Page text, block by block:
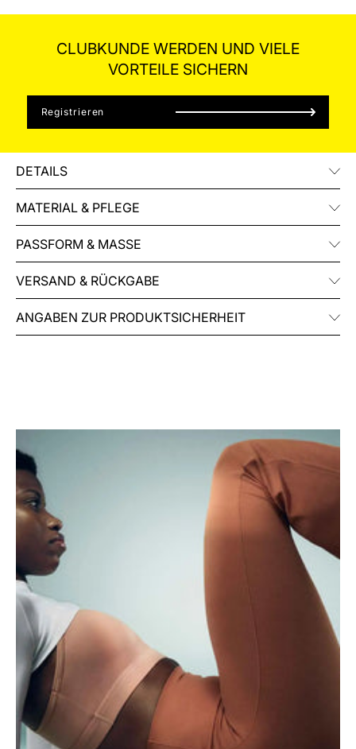
CLUBKUNDE WERDEN UND VIELE
VORTEILE SICHERN
Registrieren
DETAILS
MATERIAL & PFLEGE
PASSFORM & MASSE
VERSAND & RÜCKGABE
ANGABEN ZUR PRODUKTSICHERHEIT